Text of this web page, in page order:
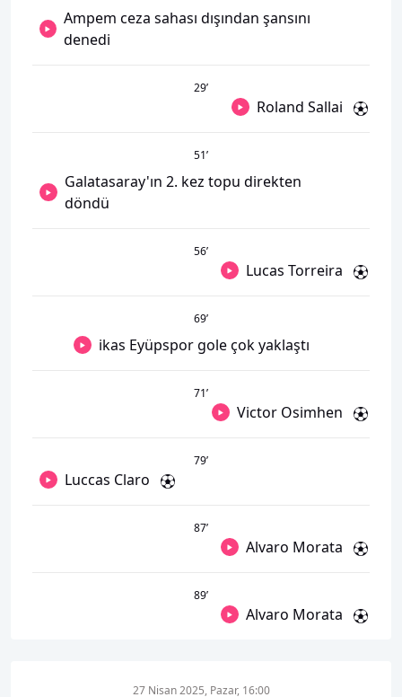
Ampem ceza sahası dışından şansını
denedi
29’
Roland Sallai
51’
Galatasaray'ın 2. kez topu direkten
döndü
56’
Lucas Torreira
69’
ikas Eyüpspor gole çok yaklaştı
71’
Victor Osimhen
79’
Luccas Claro
87’
Alvaro Morata
89’
Alvaro Morata
27 Nisan 2025, Pazar, 16:00